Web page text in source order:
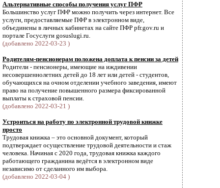
Альтернативные способы получения услуг ПФР
Большинство услуг ПФР можно получить через интернет. Все
услуги, предоставляемые ПФР в электронном виде,
объединены в личных кабинетах на сайте ПФР pfr.gov.ru и
портале Госуслуги gosuslugi.ru.
(добавлено 2022-03-23 )
Родителям-пенсионерам положена доплата к пенсии за детей
Родители - пенсионеры, имеющие на иждивении
несовершеннолетних детей до 18 лет или детей - студентов,
обучающихся на очном отделении учебного заведения, имеют
право на получение повышенного размера фиксированной
выплаты к страховой пенсии.
(добавлено 2022-03-21 )
Устроиться на работу по электронной трудовой книжке
просто
Трудовая книжка – это основной документ, который
подтверждает осуществление трудовой деятельности и стаж
человека. Начиная с 2020 года, трудовая книжка каждого
работающего гражданина ведётся в электронном виде
независимо от сделанного им выбора.
(добавлено 2022-03-04 )